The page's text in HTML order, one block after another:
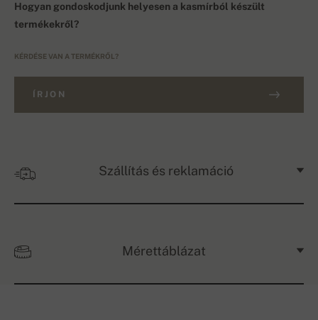
Hogyan gondoskodjunk helyesen a kasmírból készült
termékekről?
KÉRDÉSE VAN A TERMÉKRŐL?
ÍRJON
Szállítás és reklamáció
Mérettáblázat